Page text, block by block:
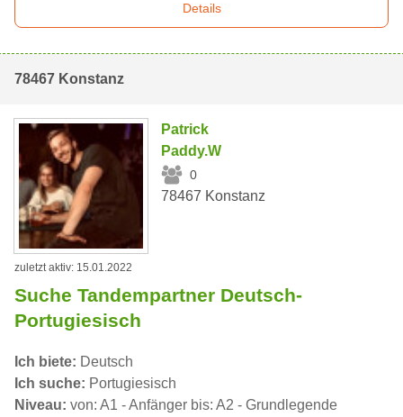
Details
78467 Konstanz
Patrick
Paddy.W
0
78467 Konstanz
zuletzt aktiv: 15.01.2022
Suche Tandempartner Deutsch-
Portugiesisch
Ich biete: Deutsch
Ich suche: Portugiesisch
Niveau: von: A1 - Anfänger bis: A2 - Grundlegende